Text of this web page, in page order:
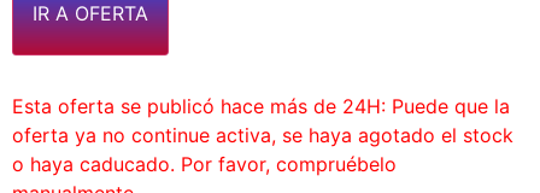
IR A OFERTA
Esta oferta se publicó hace más de 24H: Puede que la
oferta ya no continue activa, se haya agotado el stock
o haya caducado. Por favor, compruébelo